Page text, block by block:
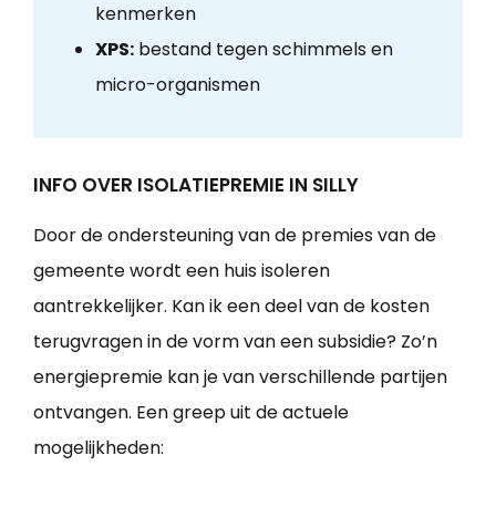
kenmerken
XPS:bestand tegen schimmels en
micro-organismen
INFO OVER ISOLATIEPREMIE IN SILLY
Door de ondersteuning van de premies van de
gemeente wordt een huis isoleren
aantrekkelijker. Kan ik een deel van de kosten
terugvragen in de vorm van een subsidie? Zo’n
energiepremie kan je van verschillende partijen
ontvangen. Een greep uit de actuele
mogelijkheden: